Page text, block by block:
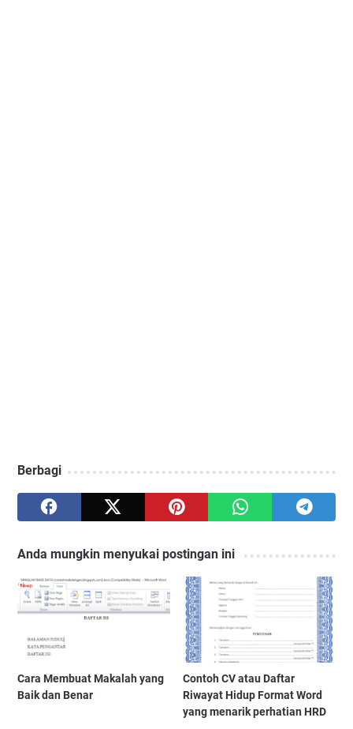
Berbagi
Anda mungkin menyukai postingan ini
Cara Membuat Makalah yang
Baik dan Benar
Contoh CV atau Daftar
Riwayat Hidup Format Word
yang menarik perhatian HRD